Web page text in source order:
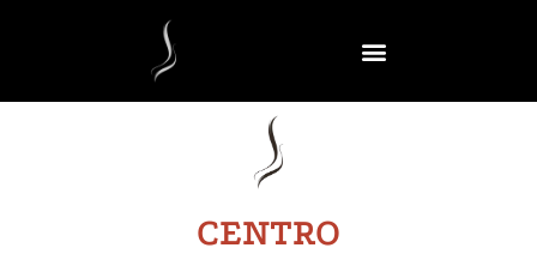
CENTRO